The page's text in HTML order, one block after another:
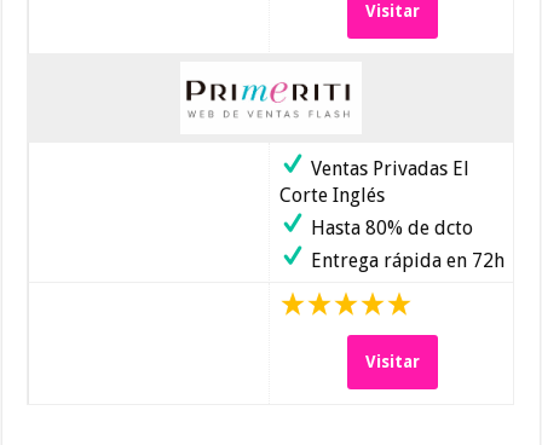
Visitar
Ventas Privadas El
Corte Inglés
Hasta 80% de dcto
Entrega rápida en 72h
Visitar